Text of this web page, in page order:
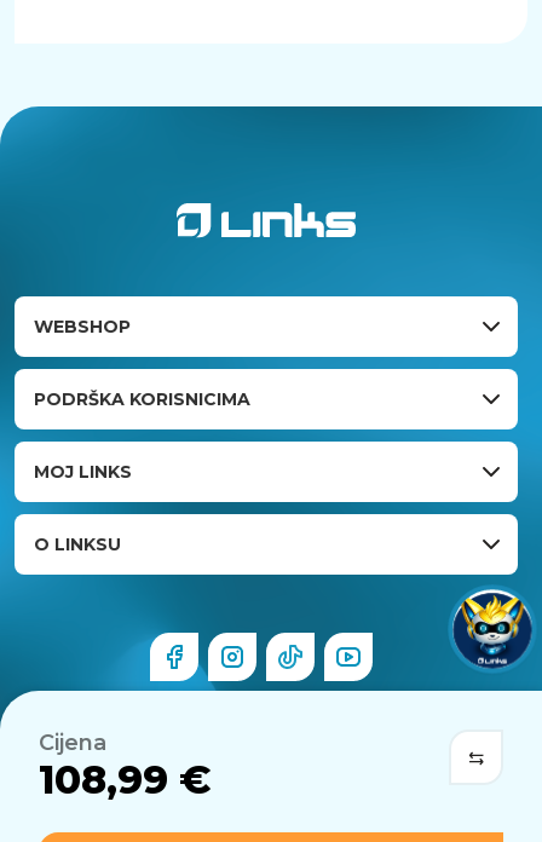
Cijena
108,99 €
WEBSHOP
PODRŠKA KORISNICIMA
MOJ LINKS
O LINKSU